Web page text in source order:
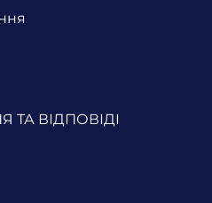
ТА ВІДПОВІДІ